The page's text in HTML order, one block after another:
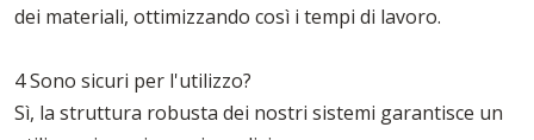
dei materiali, ottimizzando così i tempi di lavoro.
4 Sono sicuri per l'utilizzo?
Sì, la struttura robusta dei nostri sistemi garantisce un